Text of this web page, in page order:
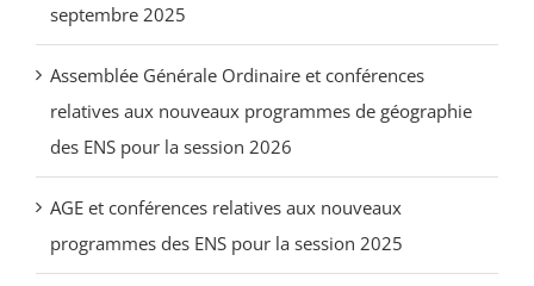
septembre 2025
Assemblée Générale Ordinaire et conférences
relatives aux nouveaux programmes de géographie
des ENS pour la session 2026
AGE et conférences relatives aux nouveaux
programmes des ENS pour la session 2025